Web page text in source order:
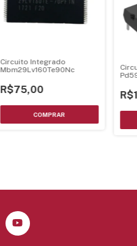
Circuito Integrado
Mbm29Lv160Te90Nc
R$75,00